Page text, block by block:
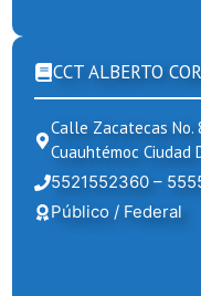
CCT ALBERTO
Calle Zacatecas No.
Cuauhtémoc Ciudad
5521552360 –
Público / Federal